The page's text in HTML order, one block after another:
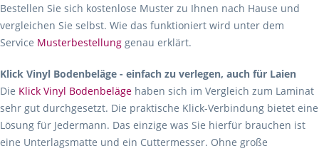
Bestellen Sie sich kostenlose Muster zu Ihnen nach Hause und
vergleichen Sie selbst. Wie das funktioniert wird unter dem
Service Musterbestellung genau erklärt.
Klick Vinyl Bodenbeläge - einfach zu verlegen, auch für Laien
Die Klick Vinyl Bodenbeläge haben sich im Vergleich zum Laminat
sehr gut durchgesetzt. Die praktische Klick-Verbindung bietet eine
Lösung für Jedermann. Das einzige was Sie hierfür brauchen ist
eine Unterlagsmatte und ein Cuttermesser. Ohne große